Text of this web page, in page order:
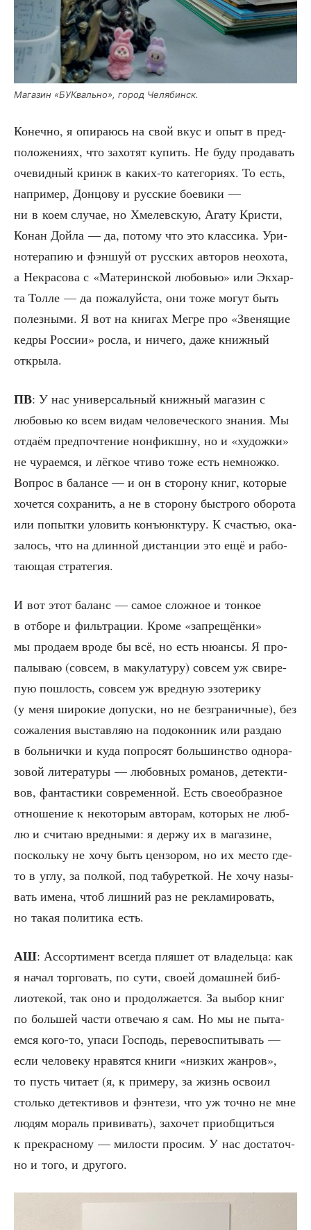
Мага­зин «БУК­валь­но», город Челябинск.
Конеч­но, я опи­ра­юсь на свой вкус и опыт в пред­
по­ло­же­ни­ях, что захо­тят купить. Не буду про­да­вать
оче­вид­ный кринж в каких-то кате­го­ри­ях. То есть,
напри­мер, Дон­цо­ву и рус­ские бое­ви­ки —
ни в коем слу­чае, но Хме­лев­скую, Ага­ту Кри­сти,
Конан Дой­ла — да, пото­му что это клас­си­ка. Ури­
но­те­ра­пию и фэн­шуй от рус­ских авто­ров неохо­та,
а Некра­со­ва с «Мате­рин­ской любо­вью» или Экхар­
та Тол­ле — да пожа­луй­ста, они тоже могут быть
полез­ны­ми. Я вот на кни­гах Мегре про «Зве­ня­щие
кед­ры Рос­сии» рос­ла, и ниче­го, даже книж­ный
открыла.
ПВ: У нас уни­вер­саль­ный книж­ный мага­зин с
любо­вью ко всем видам чело­ве­че­ско­го зна­ния. Мы
отда­ём пред­по­чте­ние нон­фикш­ну, но и «худож­ки»
не чура­ем­ся, и лёг­кое чти­во тоже есть немнож­ко.
Вопрос в балан­се — и он в сто­ро­ну книг, кото­рые
хочет­ся сохра­нить, а не в сто­ро­ну быст­ро­го обо­ро­та
или попыт­ки уло­вить конъ­юнк­ту­ру. К сча­стью, ока­
за­лось, что на длин­ной дистан­ции это ещё и рабо­
та­ю­щая стратегия.
И вот этот баланс — самое слож­ное и тон­кое
в отбо­ре и филь­тра­ции. Кро­ме «запре­щён­ки»
мы про­да­ем вро­де бы всё, но есть нюан­сы. Я про­
па­лы­ваю (совсем, в маку­ла­ту­ру) совсем уж сви­ре­
пую пош­лость, совсем уж вред­ную эзо­те­ри­ку
(у меня широ­кие допус­ки, но не без­гра­нич­ные), без
сожа­ле­ния выстав­ляю на под­окон­ник или раз­даю
в боль­нич­ки и куда попро­сят боль­шин­ство одно­ра­
зо­вой лите­ра­ту­ры — любов­ных рома­нов, детек­ти­
вов, фан­та­сти­ки совре­мен­ной. Есть свое­об­раз­ное
отно­ше­ние к неко­то­рым авто­рам, кото­рых не люб­
лю и счи­таю вред­ны­ми: я дер­жу их в мага­зине,
посколь­ку не хочу быть цен­зо­ром, но их место где-
то в углу, за пол­кой, под табу­рет­кой. Не хочу назы­
вать име­на, чтоб лиш­ний раз не рекла­ми­ро­вать,
но такая поли­ти­ка есть.
АШ: Ассор­ти­мент все­гда пля­шет от вла­дель­ца: как
я начал тор­го­вать, по сути, сво­ей домаш­ней биб­
лио­те­кой, так оно и про­дол­жа­ет­ся. За выбор книг
по боль­шей части отве­чаю я сам. Но мы не пыта­
ем­ся кого-то, упа­си Гос­подь, пере­вос­пи­ты­вать —
если чело­ве­ку нра­вят­ся кни­ги «низ­ких жан­ров»,
то пусть чита­ет (я, к при­ме­ру, за жизнь осво­ил
столь­ко детек­ти­вов и фэн­те­зи, что уж точ­но не мне
людям мораль при­ви­вать), захо­чет при­об­щить­ся
к пре­крас­но­му — мило­сти про­сим. У нас доста­точ­
но и того, и другого.